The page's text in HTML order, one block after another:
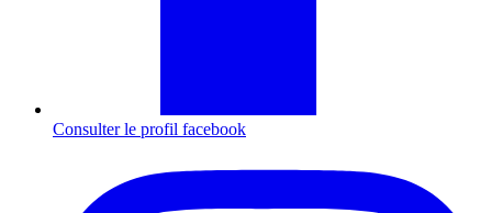
Consulter le profil facebook